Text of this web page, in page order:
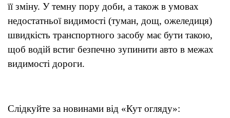
її зміну. У темну пору доби, а також в умовах
недостатньої видимості (туман, дощ, ожеледиця)
швидкість транспортного засобу має бути такою,
щоб водій встиг безпечно зупинити авто в межах
видимості дороги.
Слідкуйте за новинами від «Кут огляду»: